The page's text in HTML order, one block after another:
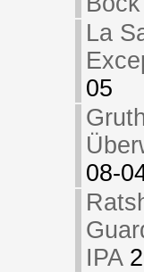
La
05
08-
IPA